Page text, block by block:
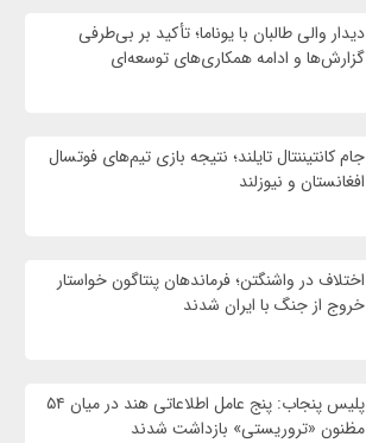
دیدار والی طالبان با یوناما؛ تأکید بر بی‌طرفی
گزارش‌ها و ادامه همکاری‌های توسعه‌ای
جام کانتیننتال تایلند؛ نتیجه بازی تیم‌های فوتسال
افغانستان و نیوزلند
اختلاف در واشنگتن؛ فرماندهان پنتاگون خواستار
خروج از جنگ با ایران شدند
پلیس پنجاب: پنج عامل اطلاعاتی هند در میان ۵۴
مظنون «تروریستی» بازداشت شدند